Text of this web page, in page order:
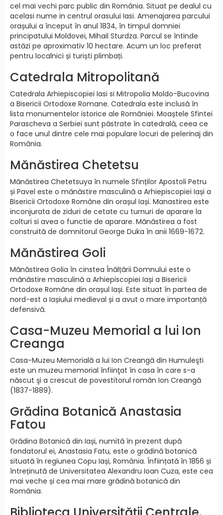
cel mai vechi parc public din România. Situat pe dealul cu
acelasi nume in centrul orasului Iasi. Amenajarea parcului
orașului a început în anul 1834, în timpul domniei
principatului Moldovei, Mihail Sturdza. Parcul se întinde
astăzi pe aproximativ 10 hectare. Acum un loc preferat
pentru localnici și turiști plimbați.
Catedrala Mitropolitană
Catedrala Arhiepiscopiei Iasi si Mitropolia Moldo-Bucovina
a Bisericii Ortodoxe Romane. Catedrala este inclusă în
lista monumentelor istorice ale României. Moaștele Sfintei
Parascheva a Serbiei sunt păstrate în catedrală, ceea ce
o face unul dintre cele mai populare locuri de pelerinaj din
România.
Mănăstirea Chetetsu
Mănăstirea Chetetsuya în numele Sfinților Apostoli Petru
și Pavel este o mănăstire masculină a Arhiepiscopiei Iași a
Bisericii Ortodoxe Române din orașul Iași. Manastirea este
inconjurata de ziduri de cetate cu turnuri de aparare la
colturi si avea o functie de aparare. Mănăstirea a fost
construită de domnitorul George Duka în anii 1669-1672.
Mănăstirea Goli
Mănăstirea Golia în cinstea Înălțării Domnului este o
mănăstire masculină a Arhiepiscopiei Iași a Bisericii
Ortodoxe Române din orașul Iași. Este situat în partea de
nord-est a Iașiului medieval și a avut o mare importanță
defensivă.
Casa-Muzeu Memorial a lui Ion
Creanga
Casa-Muzeu Memorială a lui Ion Creangă din Humuleşti
este un muzeu memorial înfiinţat în casa în care s-a
născut şi a crescut de povestitorul român Ion Creangă
(1837-1889).
Grădina Botanică Anastasia
Fatou
Grădina Botanică din Iași, numită în prezent după
fondatorul ei, Anastasia Fatu, este o grădină botanică
situată în regiunea Copu Iași, România. Înființată în 1856 și
întreținută de Universitatea Alexandru Ioan Cuza, este cea
mai veche și cea mai mare grădină botanică din
România.